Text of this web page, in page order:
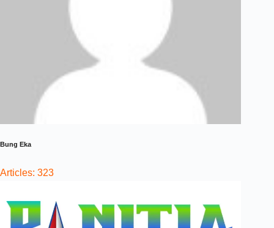
Bung Eka
Articles: 323